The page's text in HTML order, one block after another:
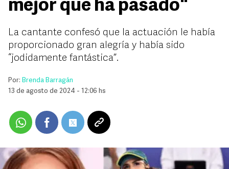
mejor que ha pasado"
La cantante confesó que la actuación le había
proporcionado gran alegría y había sido
“jodidamente fantástica”.
Por: Brenda Barragán
13 de agosto de 2024 - 12:06 hs